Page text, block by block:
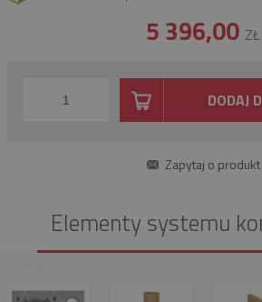
5 396,00 ZŁ
DODAJ
Zapytaj o produkt
Elementy systemu